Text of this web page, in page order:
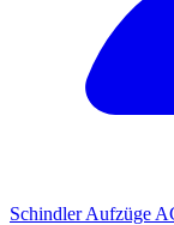
Schindler Aufzüge